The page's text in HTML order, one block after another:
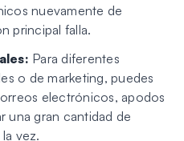
nuevamente de
principal falla.
Para diferentes
o de marketing, puedes
electrónicos, apodos
una gran cantidad de
vez.